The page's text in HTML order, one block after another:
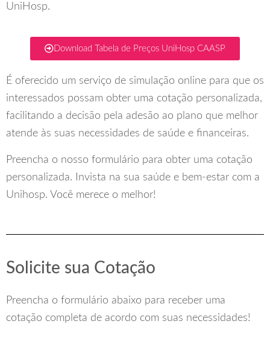
UniHosp.
Download Tabela de Preços UniHosp CAASP
É oferecido um serviço de simulação online para que os
interessados possam obter uma cotação personalizada,
facilitando a decisão pela adesão ao plano que melhor
atende às suas necessidades de saúde e financeiras.
Preencha o nosso formulário para obter uma cotação
personalizada. Invista na sua saúde e bem-estar com a
Unihosp. Você merece o melhor!
Solicite sua Cotação
Preencha o formulário abaixo para receber uma
cotação completa de acordo com suas necessidades!